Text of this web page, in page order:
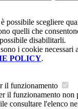
possibile scegliere
quelli che
disabilitarli.
i cookie necessari
POLICY.
il funzionamento
il funzionamento non
consultare l'elenco